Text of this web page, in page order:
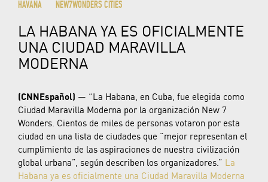
HAVANA NEW7WONDERS CITIES
LA HABANA YA ES OFICIALMENTE
UNA CIUDAD MARAVILLA
MODERNA
(CNNEspañol) — “La Habana, en Cuba, fue elegida como
Ciudad Maravilla Moderna por la organización New 7
Wonders. Cientos de miles de personas votaron por esta
ciudad en una lista de ciudades que “mejor representan el
cumplimiento de las aspiraciones de nuestra civilización
global urbana”, según describen los organizadores.” La
Habana ya es oficialmente una Ciudad Maravilla Moderna